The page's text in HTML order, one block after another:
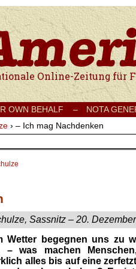
Onlinezeitung für Frieden,
OWN BEHALF – NOTA
› – Ich mag Nachdenken
Sassnitz – 20.
Wetter begegnen uns zu
–
was machen
alles bis auf eine